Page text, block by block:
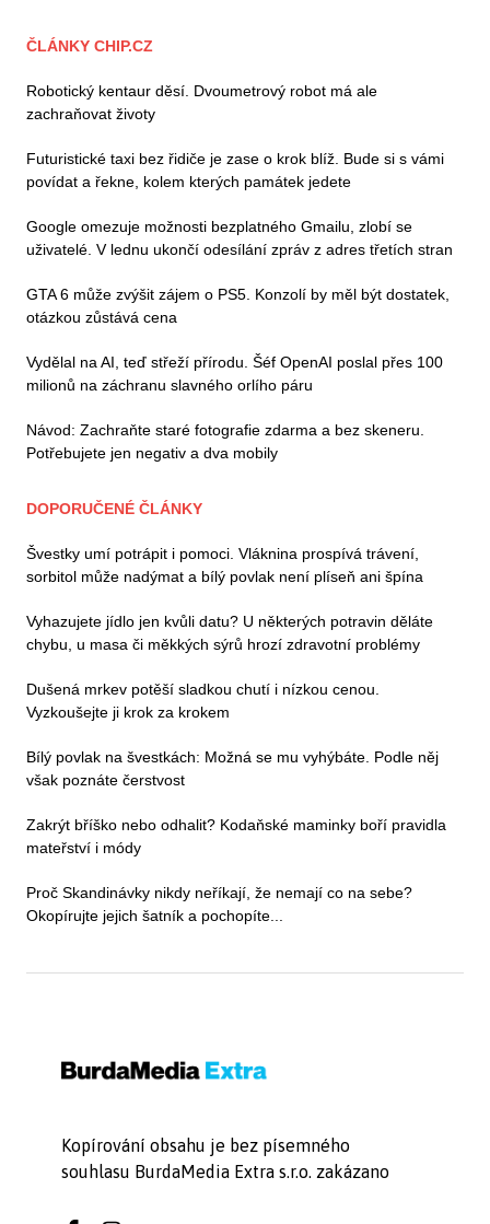
ČLÁNKY CHIP.CZ
Robotický kentaur děsí. Dvoumetrový robot má ale
zachraňovat životy
Futuristické taxi bez řidiče je zase o krok blíž. Bude si s vámi
povídat a řekne, kolem kterých památek jedete
Google omezuje možnosti bezplatného Gmailu, zlobí se
uživatelé. V lednu ukončí odesílání zpráv z adres třetích stran
GTA 6 může zvýšit zájem o PS5. Konzolí by měl být dostatek,
otázkou zůstává cena
Vydělal na AI, teď střeží přírodu. Šéf OpenAI poslal přes 100
milionů na záchranu slavného orlího páru
Návod: Zachraňte staré fotografie zdarma a bez skeneru.
Potřebujete jen negativ a dva mobily
DOPORUČENÉ ČLÁNKY
Švestky umí potrápit i pomoci. Vláknina prospívá trávení,
sorbitol může nadýmat a bílý povlak není plíseň ani špína
Vyhazujete jídlo jen kvůli datu? U některých potravin děláte
chybu, u masa či měkkých sýrů hrozí zdravotní problémy
Dušená mrkev potěší sladkou chutí i nízkou cenou.
Vyzkoušejte ji krok za krokem
Bílý povlak na švestkách: Možná se mu vyhýbáte. Podle něj
však poznáte čerstvost
Zakrýt bříško nebo odhalit? Kodaňské maminky boří pravidla
mateřství i módy
Proč Skandinávky nikdy neříkají, že nemají co na sebe?
Okopírujte jejich šatník a pochopíte...
Kopírování obsahu je bez písemného
souhlasu BurdaMedia Extra s.r.o. zakázano